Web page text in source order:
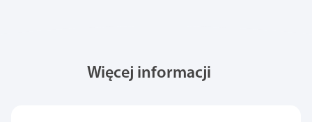
Więcej informacji